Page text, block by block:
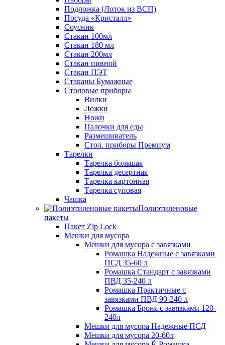
Подложка (Лоток из ВСП)
Посуда «Кристалл»
Соусник
Стакан 100мл
Стакан 180 мл
Стакан 200мл
Стакан пивной
Стакан ПЭТ
Стаканы Бумажные
Столовые приборы
Вилки
Ложки
Ножи
Палочки для еды
Размешиватель
Стол. приборы Премиум
Тарелки
Тарелка большая
Тарелка десертная
Тарелка картонная
Тарелка суповая
Чашка
Полиэтиленовые
пакеты
Пакет Zip Lock
Мешки для мусора
Мешки для мусора с завязками
Ромашка Надежные с завязками
ПСД 35-60 л
Ромашка Стандарт с завязками
ПВД 35-240 л
Ромашка Практичные с
завязками ПВД 90-240 л
Ромашка Броня с завязками 120-
240л
Мешки для мусора Надежные ПСД
Мешки для мусора 20-60л